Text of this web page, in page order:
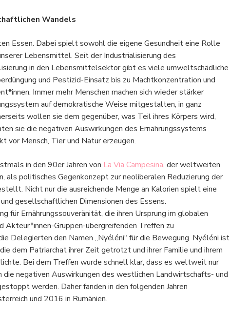
Wandels
Essen. Dabei spielt sowohl die eigene Gesundheit eine Rolle
Lebensmittel. Seit der Industrialisierung des
in den Lebensmittelsektor gibt es viele umweltschädliche
und Pestizid-Einsatz bis zu Machtkonzentration und
Immer mehr Menschen machen sich wieder stärker
auf demokratische Weise mitgestalten, in ganz
wollen sie dem gegenüber, was Teil ihres Körpers wird,
sie die negativen Auswirkungen des Ernährungssystems
vor Mensch, Tier und Natur erzeugen.
in den 90er Jahren von La Via Campesina, der weltweiten
als politisches Gegenkonzept zur neoliberalen Reduzierung der
Nicht nur die ausreichende Menge an Kalorien spielt eine
gesellschaftlichen Dimensionen des Essens.
Ernährungssouveränität, die ihren Ursprung im globalen
Akteur*innen-Gruppen-übergreifenden Treffen zu
Delegierten den Namen „Nyéléni“ für die Bewegung. Nyéléni ist
dem Patriarchat ihrer Zeit getrotzt und ihrer Familie und ihrem
Bei dem Treffen wurde schnell klar, dass es weltweit nur
die negativen Auswirkungen des westlichen Landwirtschafts- und
werden. Daher fanden in den folgenden Jahren
und 2016 in Rumänien.